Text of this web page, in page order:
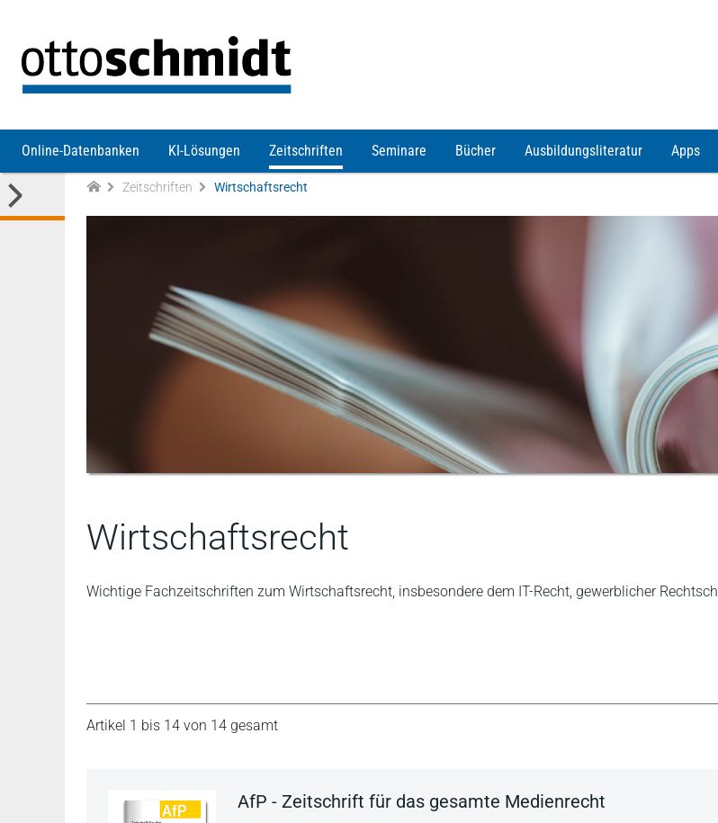
Online-Datenbanken KI-Lösungen Zeitschriften Seminare Bücher Ausbildungsliteratur Apps
Zeitschriften Wirtschaftsrecht
Wirtschaftsrecht
Wichtige Fachzeitschriften zum Wirtschaftsrecht, insbesondere dem IT-Recht, gewerblicher
Artikel 1 bis 14 von 14 gesamt
AfP - Zeitschrift für das gesamte Medienrecht